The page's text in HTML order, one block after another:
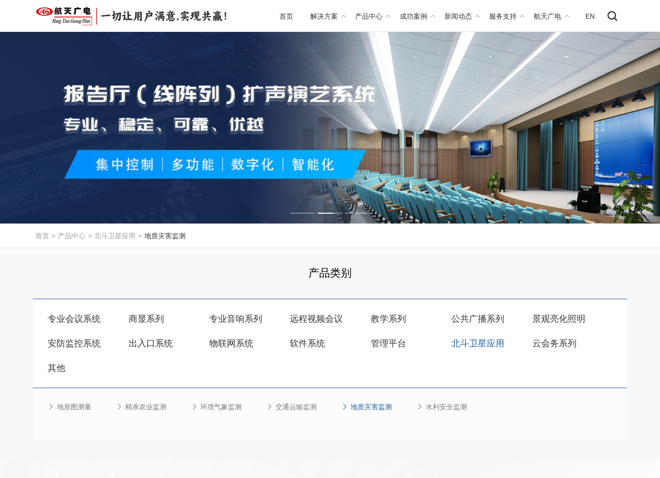
首页 解决方案 产品中心 成功案例 新闻动态 服务支持 航天广电 EN
首页 > 产品中心 > 北斗卫星应用 > 地质灾害监测
产品类别
专业会议系统 商显系列 专业音响系列 远程视频会议 教学系列 公共广播系列 景观亮化照明
安防监控系统 出入口系统 物联网系统 软件系统 管理平台 北斗卫星应用 云会务系列
其他
地形图测量 精准农业监测 环境气象监测 交通运输监测 地质灾害监测 水利安全监测